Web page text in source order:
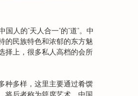
人的“天人合一”的“道”。中
的民族特色和浓郁的东方魅
择上，很多私人高档的会所
种多样，这里主要通过肴馔